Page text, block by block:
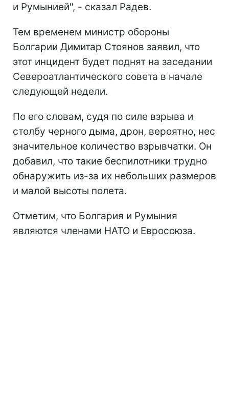
и Румынией", - сказал Радев.
Тем временем министр обороны
Болгарии Димитар Стоянов заявил, что
этот инцидент будет поднят на заседании
Североатлантического совета в начале
следующей недели.
По его словам, судя по силе взрыва и
столбу черного дыма, дрон, вероятно, нес
значительное количество взрывчатки. Он
добавил, что такие беспилотники трудно
обнаружить из-за их небольших размеров
и малой высоты полета.
Отметим, что Болгария и Румыния
являются членами НАТО и Евросоюза.